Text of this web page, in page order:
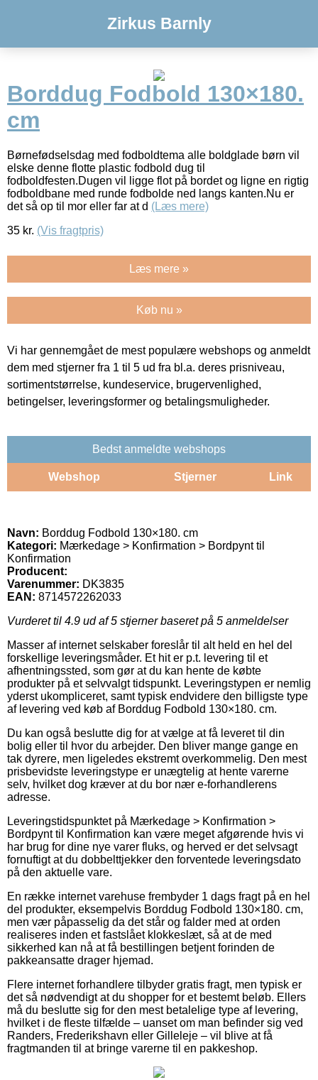
Zirkus Barnly
Borddug Fodbold 130×180.
cm
Børnefødselsdag med fodboldtema alle boldglade børn vil
elske denne flotte plastic fodbold dug til
fodboldfesten.Dugen vil ligge flot på bordet og ligne en rigtig
fodboldbane med runde fodbolde ned langs kanten.Nu er
det så op til mor eller far at d (Læs mere)
35 kr. (Vis fragtpris)
Læs mere »
Køb nu »
Vi har gennemgået de mest populære webshops og anmeldt
dem med stjerner fra 1 til 5 ud fra bl.a. deres prisniveau,
sortimentstørrelse, kundeservice, brugervenlighed,
betingelser, leveringsformer og betalingsmuligheder.
Bedst anmeldte webshops
Webshop Stjerner Link
Navn: Borddug Fodbold 130×180. cm
Kategori: Mærkedage > Konfirmation > Bordpynt til
Konfirmation
Producent:
Varenummer: DK3835
EAN: 8714572262033
Vurderet til 4.9 ud af 5 stjerner baseret på 5 anmeldelser
Masser af internet selskaber foreslår til alt held en hel del
forskellige leveringsmåder. Et hit er p.t. levering til et
afhentningssted, som gør at du kan hente de købte
produkter på et selvvalgt tidspunkt. Leveringstypen er nemlig
yderst ukompliceret, samt typisk endvidere den billigste type
af levering ved køb af Borddug Fodbold 130×180. cm.
Du kan også beslutte dig for at vælge at få leveret til din
bolig eller til hvor du arbejder. Den bliver mange gange en
tak dyrere, men ligeledes ekstremt overkommelig. Den mest
prisbevidste leveringstype er unægtelig at hente varerne
selv, hvilket dog kræver at du bor nær e-forhandlerens
adresse.
Leveringstidspunktet på Mærkedage > Konfirmation >
Bordpynt til Konfirmation kan være meget afgørende hvis vi
har brug for dine nye varer fluks, og herved er det selvsagt
fornuftigt at du dobbelttjekker den forventede leveringsdato
på den aktuelle vare.
En række internet varehuse frembyder 1 dags fragt på en hel
del produkter, eksempelvis Borddug Fodbold 130×180. cm,
men vær påpasselig da det står og falder med at orden
realiseres inden et fastslået klokkeslæt, så at de med
sikkerhed kan nå at få bestillingen betjent forinden de
pakkeansatte drager hjemad.
Flere internet forhandlere tilbyder gratis fragt, men typisk er
det så nødvendigt at du shopper for et bestemt beløb. Ellers
må du beslutte sig for den mest betalelige type af levering,
hvilket i de fleste tilfælde – uanset om man befinder sig ved
Randers, Frederikshavn eller Gilleleje – vil blive at få
fragtmanden til at bringe varerne til en pakkeshop.